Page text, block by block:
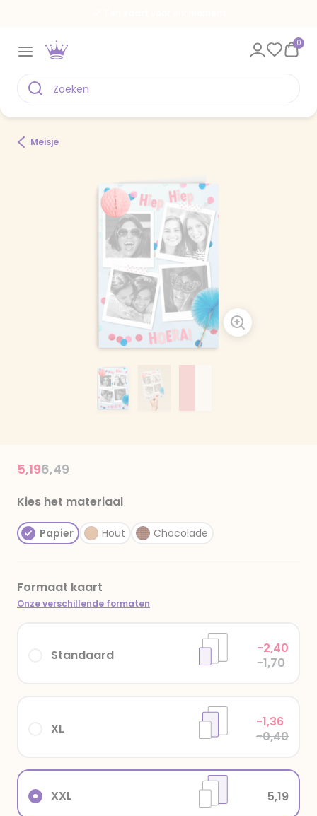
0
Meisje
Price reduced from
6,49to
5,19
Kies het materiaal
Papier Hout Chocolade
Formaat kaart
Onze verschillende formaten
XXL 5,19
XL
-1,36
-0,40
Standaard
-2,40
-1,70